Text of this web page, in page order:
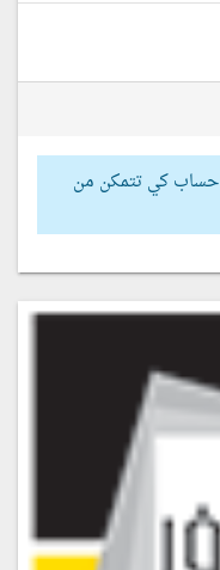
حساب كي تتمكن من